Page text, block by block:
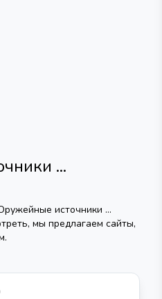
...
источники ...
мы предлагаем сайты,